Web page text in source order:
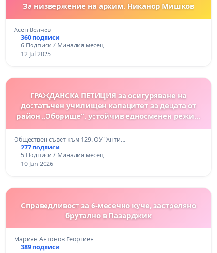
За низвержение на архим. Никанор Мишков
Асен Велчев
360 подписи
6 Подписи / Миналия месец
12 Jul 2025
ГРАЖДАНСКА ПЕТИЦИЯ за осигуряване на
достатъчен училищен капацитет за децата от
район „Оборище“, устойчив едносменен режим
129. ОУ “Антим I”
Обществен съвет към 129. ОУ "Анти…
277 подписи
5 Подписи / Миналия месец
10 Jun 2026
Справедливост за 6-месечно куче, застреляно
брутално в Пазарджик
Мариян Антонов Георгиев
389 подписи